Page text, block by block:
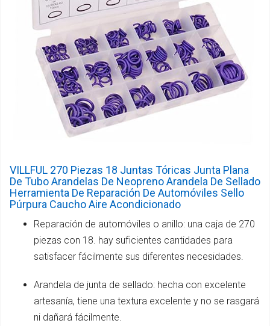
VILLFUL 270 Piezas 18 Juntas Tóricas Junta Plana
De Tubo Arandelas De Neopreno Arandela De Sellado
Herramienta De Reparación De Automóviles Sello
Púrpura Caucho Aire Acondicionado
Reparación de automóviles o anillo: una caja de 270
piezas con 18. hay suficientes cantidades para
satisfacer fácilmente sus diferentes necesidades.
Arandela de junta de sellado: hecha con excelente
artesanía, tiene una textura excelente y no se rasgará
ni dañará fácilmente.